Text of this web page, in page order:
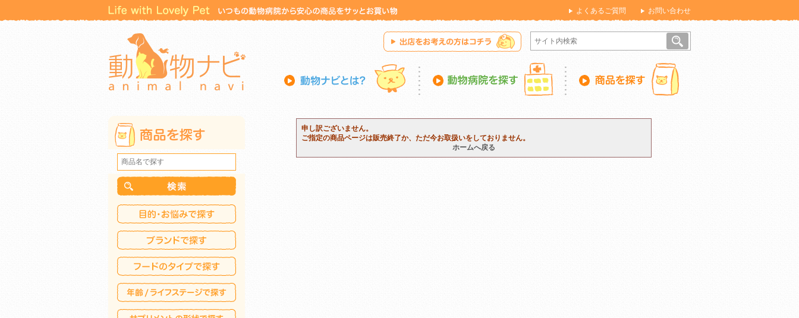
よくあるご質問 お問い合わせ
申し訳ございません。
ご指定の商品ページは販売終了か、ただ今お取扱いをしておりません。
ホームへ戻る